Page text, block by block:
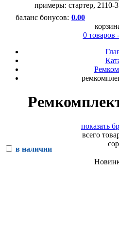
примеры: стартер, 2110-
баланс бонусов: 0.00
0 товаров
показать
всего
в наличии